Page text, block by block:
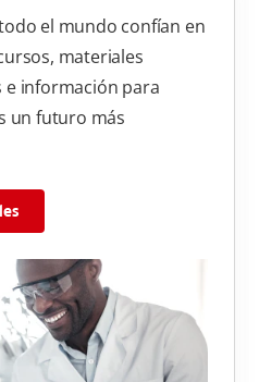
el mundo confían en
materiales
información para
un futuro más